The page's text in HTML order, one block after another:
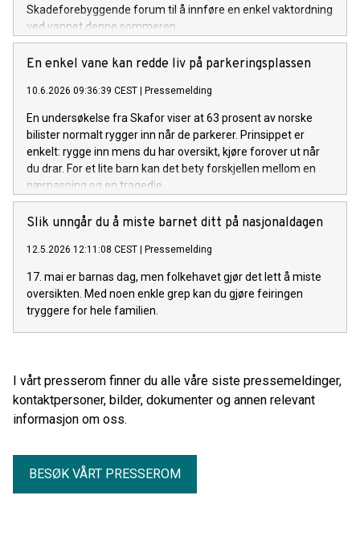
Skadeforebyggende forum til å innføre en enkel vaktordning
ved vannet denne sommeren.
En enkel vane kan redde liv på parkeringsplassen
10.6.2026 09:36:39 CEST Pressemelding
En undersøkelse fra Skafor viser at 63 prosent av norske
bilister normalt rygger inn når de parkerer. Prinsippet er
enkelt: rygge inn mens du har oversikt, kjøre forover ut når
du drar. For et lite barn kan det bety forskjellen mellom en
nærpasning og en tragedie.
Slik unngår du å miste barnet ditt på nasjonaldagen
12.5.2026 12:11:08 CEST Pressemelding
17. mai er barnas dag, men folkehavet gjør det lett å miste
oversikten. Med noen enkle grep kan du gjøre feiringen
tryggere for hele familien.
I vårt presserom finner du alle våre siste pressemeldinger,
kontaktpersoner, bilder, dokumenter og annen relevant
informasjon om oss.
BESØK VÅRT PRESSEROM